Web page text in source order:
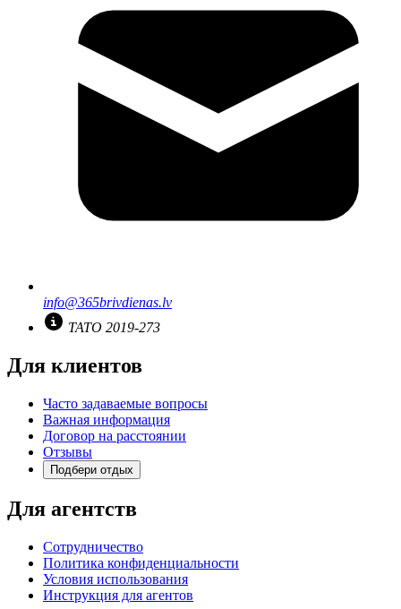
info@365brivdienas.lv
TATO 2019-273
Для клиентов
Часто задаваемые вопросы
Важная информация
Договор на расстоянии
Отзывы
Подбери отдых
Для агентств
Сотрудничество
Политика конфиденциальности
Условия использования
Инструкция для агентов